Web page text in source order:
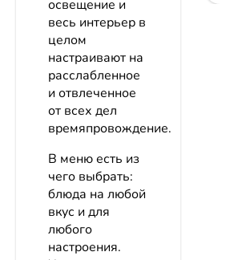
освещение и
весь интерьер в
целом
настраивают на
расслабленное
и отвлеченное
от всех дел
времяпровождение.
В меню есть из
чего выбрать:
блюда на любой
вкус и для
любого
настроения.